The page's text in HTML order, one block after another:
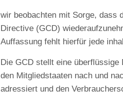
wir beobachten mit Sorge, dass
Directive (GCD)
Auffassung fehlt hierfür jede
Die GCD stellt eine
den Mitgliedstaaten nach und
adressiert und den